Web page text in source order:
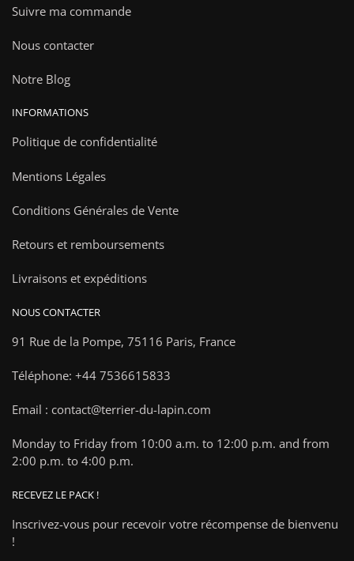
Suivre ma commande
Nous contacter
Notre Blog
INFORMATIONS
Politique de confidentialité
Mentions Légales
Conditions Générales de Vente
Retours et remboursements
Livraisons et expéditions
NOUS CONTACTER
91 Rue de la Pompe, 75116 Paris, France
Téléphone: +44 7536615833
Email : contact@terrier-du-lapin.com
Monday to Friday from 10:00 a.m. to 12:00 p.m. and from
2:00 p.m. to 4:00 p.m.
RECEVEZ LE PACK !
Inscrivez-vous pour recevoir votre récompense de bienvenu
!